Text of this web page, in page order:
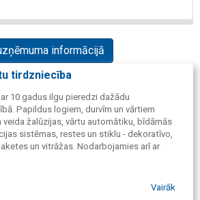
informācijā
tirdzniecība
10 gadus ilgu pieredzi dažādu
Papildus logiem, durvīm un vārtiem
veida žalūzijas, vārtu automātiku, bīdāmās
sistēmas, restes un stiklu - dekoratīvo,
un vitrāžas. Nodarbojamies arī ar
Vairāk